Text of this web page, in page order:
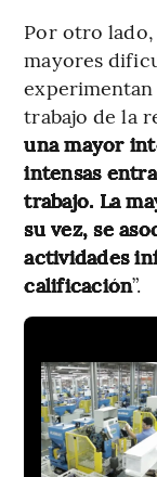
Por otro lado,
mayores
experimentan
trabajo de la
una mayor
intensas
trabajo. La
su vez, se
actividades
calificación”.